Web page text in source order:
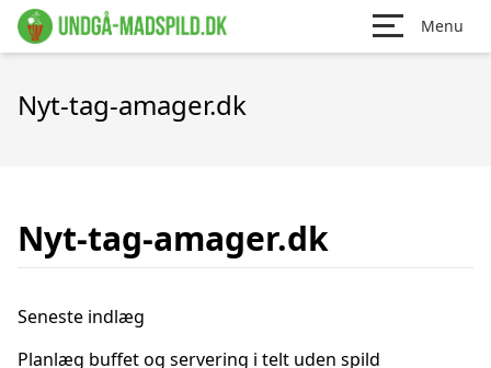
Menu
Nyt-tag-amager.dk
Nyt-tag-amager.dk
Seneste indlæg
Planlæg buffet og servering i telt uden spild